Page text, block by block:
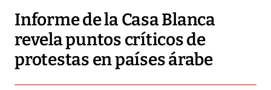
Informe de la Casa Blanca
revela puntos críticos de
protestas en países árabe